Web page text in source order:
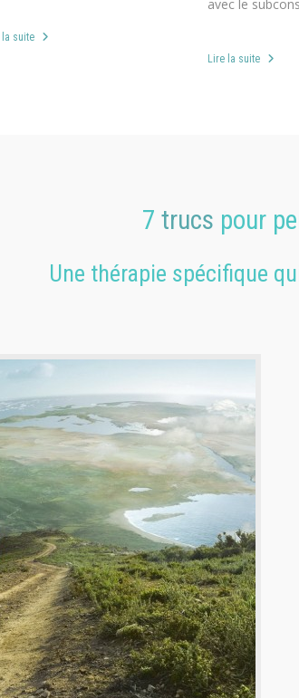
la suite
avec le
Lire la suite
7 trucs pour
Une thérapie spécifique